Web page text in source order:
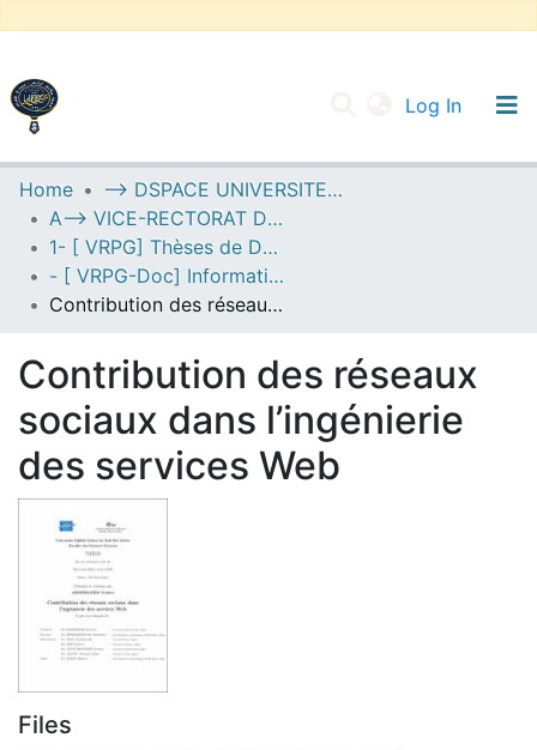
Log In
UNIVERSITY OF D.L SIDI BEL ABBES
Communities & Collections
All of DSpace
Statistics
Home
--> DSPACE UNIVERSITE DJILALLI LIABES DE SIDI BEL ABBES
A--> VICE-RECTORAT DE LA POST-GRADUATION
1- [ VRPG] Thèses de Doctorat
- [ VRPG-Doc] Informatique --- إعلام آلي
Contribution des réseaux sociaux dans l’ingénierie des services Web
Contribution des réseaux
sociaux dans l’ingénierie
des services Web
Files